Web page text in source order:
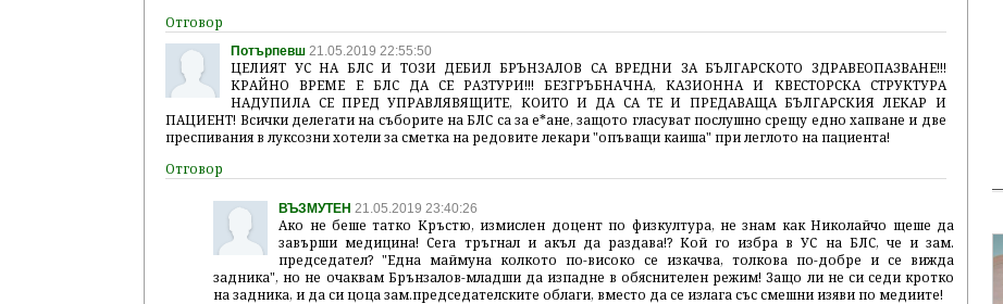
Потърпевш 21.05.2019 22:55:50
ЦЕЛИЯТ УС НА БЛС И ТОЗИ ДЕБИЛ БРЪНЗАЛОВ СА ВРЕДНИ ЗА БЪЛГАРСКОТО ЗДРАВЕОПАЗВАНЕ!!!
КРАЙНО ВРЕМЕ Е БЛС ДА СЕ РАЗТУРИ!!! БЕЗГРЪБНАЧНА, КАЗИОННА И КВЕСТОРСКА СТРУКТУРА
НАДУПИЛА СЕ ПРЕД УПРАВЛЯВЯЩИТЕ, КОИТО И ДА СА ТЕ И ПРЕДАВАЩА БЪЛГАРСКИЯ ЛЕКАР И
ПАЦИЕНТ! Всички делегати на съборите на БЛС са за е*ане, защото гласуват послушно срещу едно хапване и две
преспивания в луксозни хотели за сметка на редовите лекари "опъващи каиша" при леглото на пациента!
ВЪЗМУТЕН 21.05.2019 23:40:26
Ако не беше татко Кръстю, измислен доцент по физкултура, не знам как Николайчо щеше да
завърши медицина! Сега тръгнал и акъл да раздава!? Кой го избра в УС на БЛС, че и зам.
председател? "Една маймуна колкото по-високо се изкачва, толкова по-добре и се вижда
задника", но не очаквам Брънзалов-младши да изпадне в обяснителен режим! Защо ли не си седи кротко
на задника, и да си цоца зам.председателските облаги, вместо да се излага със смешни изяви по медиите!